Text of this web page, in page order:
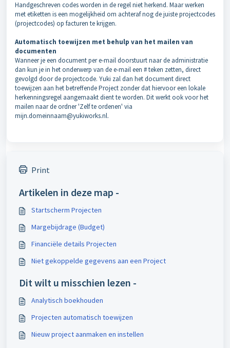
Handgeschreven codes worden in de regel niet herkend. Maar werken
met etiketten is een mogelijkheid om achteraf nog de juiste projectcodes
(projectcodes) op facturen te krijgen.
Automatisch toewijzen met behulp van het mailen van
documenten
Wanneer je een document per e-mail doorstuurt naar de administratie
dan kun je in het onderwerp van de e-mail een # teken zetten, direct
gevolgd door de projectcode. Yuki zal dan het document direct
toewijzen aan het betreffende Project zonder dat hiervoor een lokale
herkenningsregel aangemaakt dient te worden. Dit werkt ook voor het
mailen naar de ordner 'Zelf te ordenen' via
mijn.domeinnaam@yukiworks.nl.
Print
Artikelen in deze map -
Startscherm Projecten
Margebijdrage (Budget)
Financiële details Projecten
Niet gekoppelde gegevens aan een Project
Dit wilt u misschien lezen -
Analytisch boekhouden
Projecten automatisch toewijzen
Nieuw project aanmaken en instellen